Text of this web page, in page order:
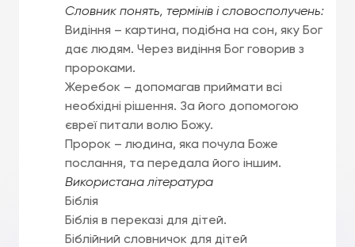
Словник понять, термінів і словосполучень:
Видіння – картина, подібна на сон, яку Бог
дає людям. Через видіння Бог говорив з
пророками.
Жеребок – допомагав приймати всі
необхідні рішення. За його допомогою
євреї питали волю Божу.
Пророк – людина, яка почула Боже
послання, та передала його іншим.
Використана література
Біблія
Біблія в переказі для дітей.
Біблійний словничок для дітей